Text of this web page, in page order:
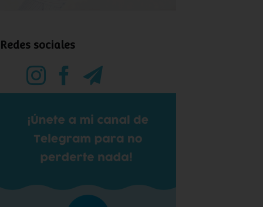
Redes sociales